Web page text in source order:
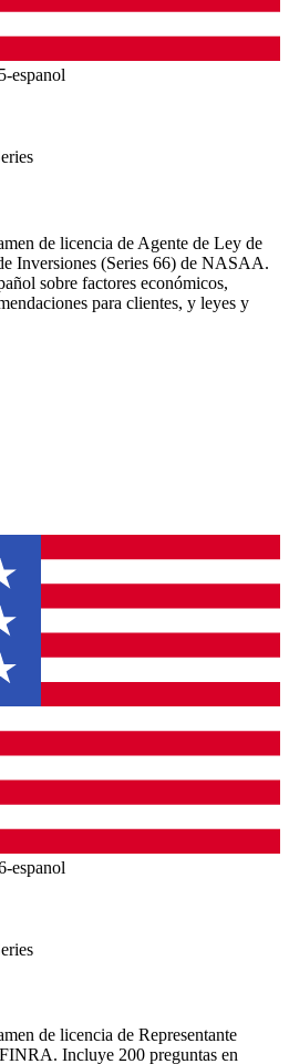
espanol
de licencia de Agente de Ley de
Inversiones (Series 66) de NASAA.
sobre factores económicos,
para clientes, y leyes y
espanol
de licencia de Representante
Incluye 200 preguntas en